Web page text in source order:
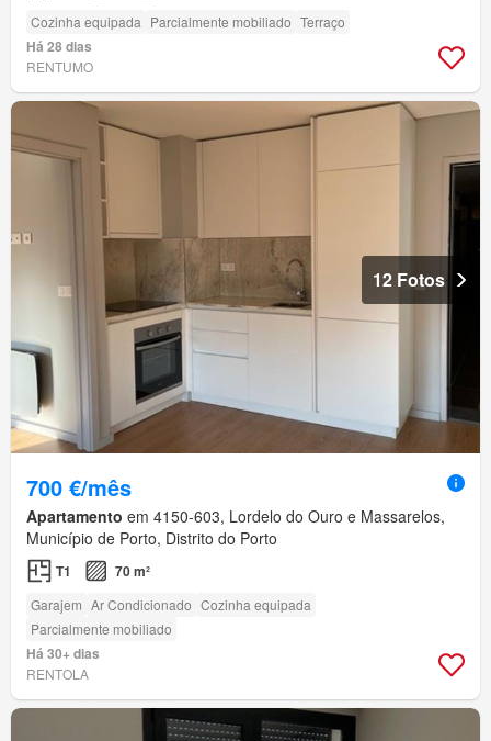
Cozinha equipada Parcialmente mobiliado Terraço
Há 28 dias
RENTUMO
12 Fotos
700 €/mês
Apartamento em 4150-603, Lordelo do Ouro e Massarelos,
Município de Porto, Distrito do Porto
T1 70 m²
Garajem Ar Condicionado Cozinha equipada
Parcialmente mobiliado
Há 30+ dias
RENTOLA